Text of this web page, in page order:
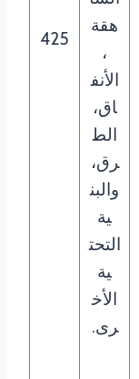
هقة
،
الأنف
اق،
الط
رق،
والبن
ية
التحت
ية
الأخ
رى.
425